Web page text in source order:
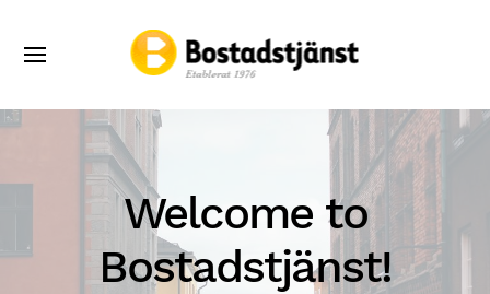
Welcome to
Bostadstjänst!